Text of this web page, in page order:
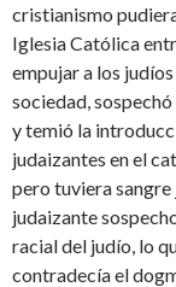
cristianismo
Iglesia Católica
empujar a los
sociedad,
y temió la
judaizantes en el
pero tuviera sangre
judaizante
racial del judío, lo
contradecía el